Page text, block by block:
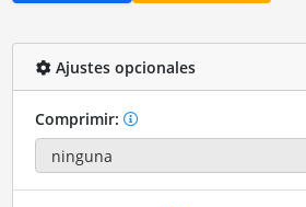
Ajustes opcionales
Comprimir: